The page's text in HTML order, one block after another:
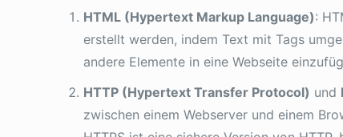
HTML (Hypertext Markup Language):
erstellt werden, indem Text mit Tags
andere Elemente in eine Webseite
HTTP (Hypertext Transfer Protocol) und
zwischen einem Webserver und einem